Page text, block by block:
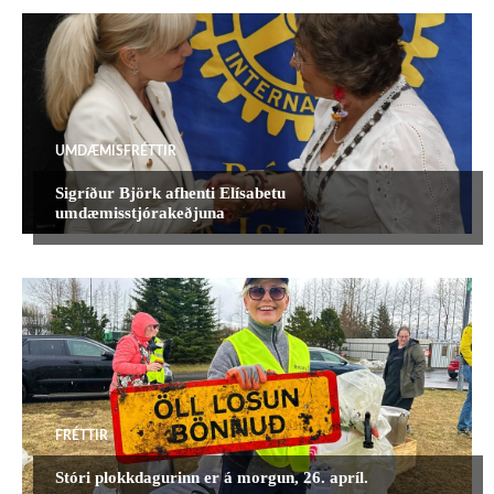
UMDAEMISRAD
UMDÆMISFRÉTTIR
UNGMENNASTARF
UNGMENNI
ÞINGFRÉTTIR
MEIRA
UMDÆMISFRÉTTIR
Sigríður Björk afhenti Elísabetu
umdæmisstjórakeðjuna
FRÉTTIR
Stóri plokkdagurinn er á morgun, 26. apríl.